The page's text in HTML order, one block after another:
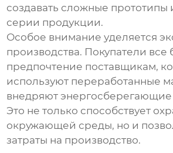
создавать сложные
серии продукции.
Особое внимание уделяется
производства. Покупатели
предпочтение поставщикам,
используют переработанные
внедряют энергосберегающие
Это не только способствует
окружающей среды, но и
затраты на производство.